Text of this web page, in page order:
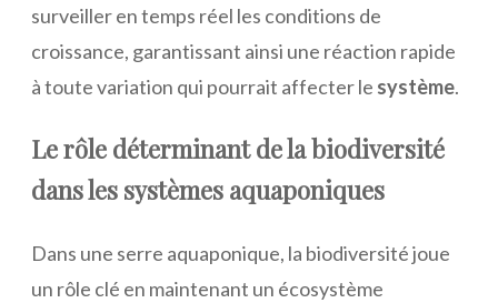
surveiller en temps réel les conditions de
croissance, garantissant ainsi une réaction rapide
à toute variation qui pourrait affecter le système.
Le rôle déterminant de la biodiversité
dans les systèmes aquaponiques
Dans une serre aquaponique, la biodiversité joue
un rôle clé en maintenant un écosystème